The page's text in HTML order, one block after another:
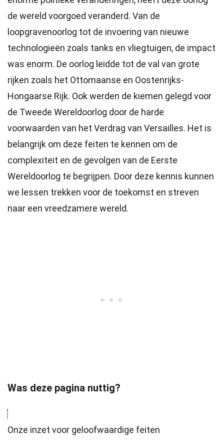
de wereld voorgoed veranderd. Van de
loopgravenoorlog tot de invoering van nieuwe
technologieën zoals tanks en vliegtuigen, de impact
was enorm. De oorlog leidde tot de val van grote
rijken zoals het Ottomaanse en Oostenrijks-
Hongaarse Rijk. Ook werden de kiemen gelegd voor
de Tweede Wereldoorlog door de harde
voorwaarden van het Verdrag van Versailles. Het is
belangrijk om deze feiten te kennen om de
complexiteit en de gevolgen van de Eerste
Wereldoorlog te begrijpen. Door deze kennis kunnen
we lessen trekken voor de toekomst en streven
naar een vreedzamere wereld.
Was deze pagina nuttig?
Onze inzet voor geloofwaardige feiten